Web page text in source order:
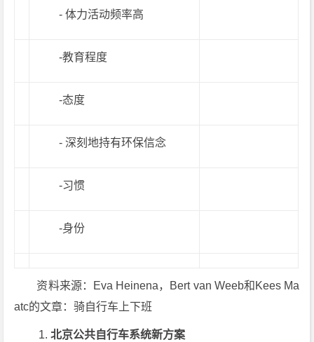
- 体力活动频率高
-教育程度
-态度
- 深刻地持有环保信念
-习惯
-身份
资料来源：Eva Heinena，Bert van Weeb和Kees Ma
atc的文章：骑自行车上下班
北京公共自行车系统新方案